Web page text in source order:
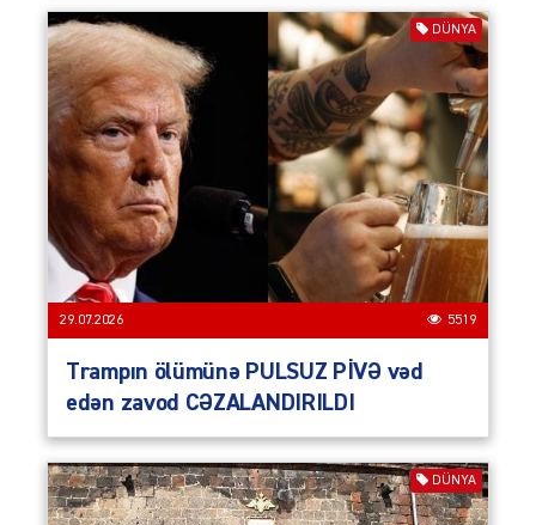
DÜNYA
29.07.2026 5519
Trampın ölümünə PULSUZ PİVƏ vəd
edən zavod CƏZALANDIRILDI
DÜNYA